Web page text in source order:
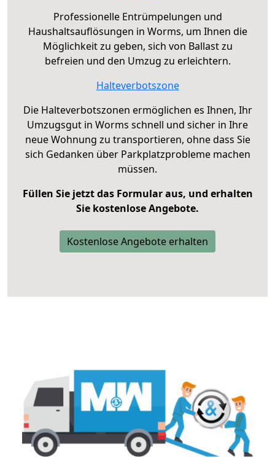
Professionelle Entrümpelungen und
Haushaltsauflösungen in Worms, um Ihnen die
Möglichkeit zu geben, sich von Ballast zu
befreien und den Umzug zu erleichtern.
Halteverbotszone
Die Halteverbotszonen ermöglichen es Ihnen, Ihr
Umzugsgut in Worms schnell und sicher in Ihre
neue Wohnung zu transportieren, ohne dass Sie
sich Gedanken über Parkplatzprobleme machen
müssen.
Füllen Sie jetzt das Formular aus, und erhalten
Sie kostenlose Angebote.
Kostenlose Angebote erhalten